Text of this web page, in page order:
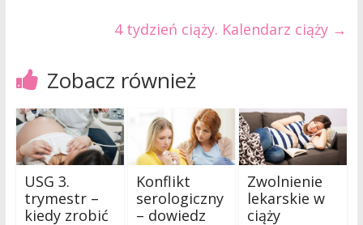
4 tydzień ciąży. Kalendarz ciąży →
Zobacz również
USG 3.
trymestr –
kiedy zrobić
Konflikt
serologiczny
– dowiedz
Zwolnienie
lekarskie w
ciąży